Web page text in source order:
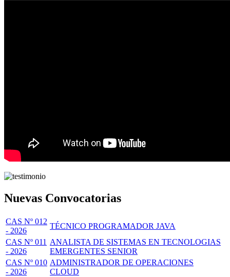
Nuevas Convocatorias
CAS Nº 012
- 2026
TÉCNICO PROGRAMADOR JAVA
CAS Nº 011
- 2026
ANALISTA DE SISTEMAS EN TECNOLOGIAS
EMERGENTES SENIOR
CAS Nº 010
- 2026
ADMINISTRADOR DE OPERACIONES
CLOUD